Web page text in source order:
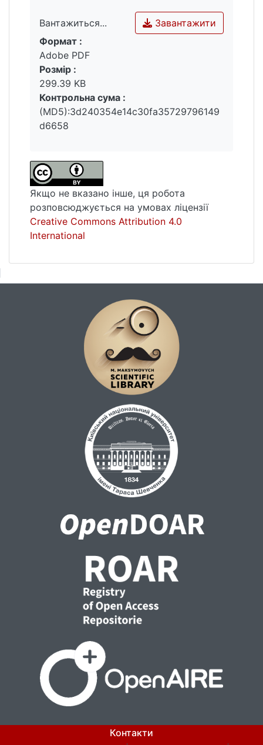
Вантажиться...
Вантажиться...
Завантажити
Формат :
Adobe PDF
Розмір :
299.39 KB
Контрольна сума :
(MD5):3d240354e14c30fa35729796149
d6658
Якщо не вказано інше, ця робота
розповсюджується на умовах ліцензії
Creative Commons Attribution 4.0
International
Контакти